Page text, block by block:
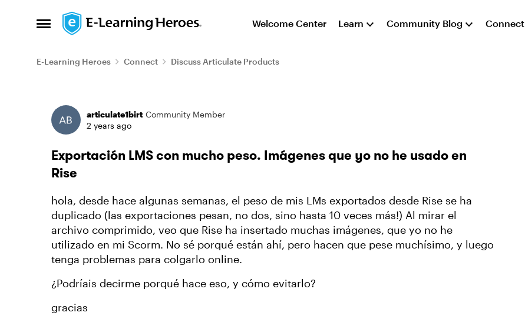
Open Side Menu
Skip to content Welcome Center Learn Community Blog Connect
E-Learning Heroes Connect Discuss Articulate Products
Forum Discussion
articulate1birt Community Member
2 years ago
Exportación LMS con mucho peso. Imágenes que yo no he usado en
Rise
hola, desde hace algunas semanas, el peso de mis LMs exportados desde Rise se ha
duplicado (las exportaciones pesan, no dos, sino hasta 10 veces más!) Al mirar el
archivo comprimido, veo que Rise ha insertado muchas imágenes, que yo no he
utilizado en mi Scorm. No sé porqué están ahí, pero hacen que pese muchísimo, y luego
tenga problemas para colgarlo online.
¿Podríais decirme porqué hace eso, y cómo evitarlo?
gracias